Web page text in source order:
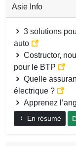
Asie Info
3 solutions
auto
Costructor,
pour le BTP
Quelle
électrique ?
Apprenez
En résumé